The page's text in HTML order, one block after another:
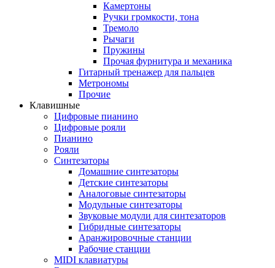
Камертоны
Ручки громкости, тона
Тремоло
Рычаги
Пружины
Прочая фурнитура и механика
Гитарный тренажер для пальцев
Метрономы
Прочие
Клавишные
Цифровые пианино
Цифровые рояли
Пианино
Рояли
Синтезаторы
Домашние синтезаторы
Детские синтезаторы
Аналоговые синтезаторы
Модульные синтезаторы
Звуковые модули для синтезаторов
Гибридные синтезаторы
Аранжировочные станции
Рабочие станции
MIDI клавиатуры